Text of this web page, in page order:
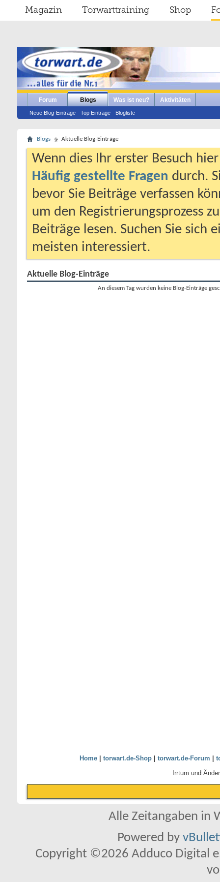
Magazin Torwarttraining Shop
Forum Blogs
Neue Blog-Einträge Top Einträge Blogliste
Was ist neu? Aktivitäten
Blogs Aktuelle Blog-Einträge
Wenn dies Ihr erster Besuch
Häufig gestellte Fragen durch.
bevor Sie Beiträge verfassen
um den Registrierungsprozess
Beiträge lesen. Suchen Sie sich
meisten interessiert.
Aktuelle Blog-Einträge
An diesem Tag wurden keine Blog-Einträge
Home| torwart.de-Shop| torwart.de-Forum
Irrtum und
Alle Zeitangaben in
Powered by
Copyright ©2026 Adduco Digital